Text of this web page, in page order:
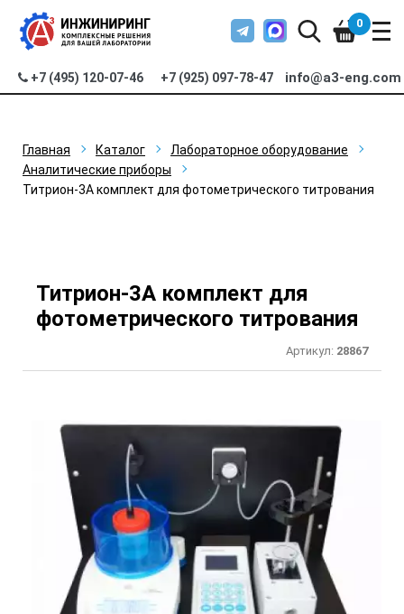
+7 (495) 120-07-46 +7 (925) 097-78-47 info@a3-eng.com
0
Главная Каталог
Лабораторное оборудование
Аналитические приборы
Титрион-3А комплект для фотометрического титрования
Титрион-3А комплект для
фотометрического титрования
Артикул: 28867